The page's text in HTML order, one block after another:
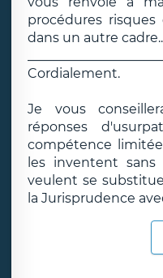
procédures
dans un autre
Cordialement.
Je vous
réponses
compétence
les inventent
veulent se
la Jurisprudence